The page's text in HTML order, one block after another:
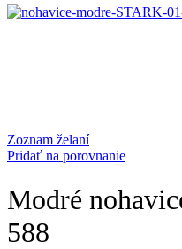
Zoznam želaní
Pridať na porovnanie
Modré
588